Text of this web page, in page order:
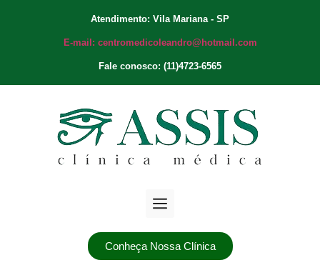
Atendimento: Vila Mariana - SP
E-mail: centromedicoleandro@hotmail.com
Fale conosco: (11)4723-6565
Conheça Nossa Clínica